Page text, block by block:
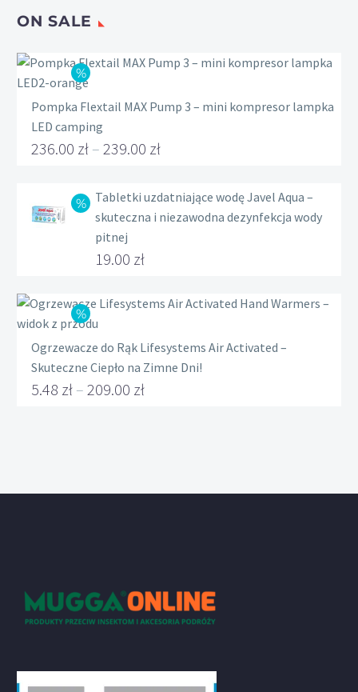
ON SALE
Pompka Flextail MAX Pump 3 – mini kompresor lampka
LED camping
236.00 zł – 239.00 zł
od
Tabletki uzdatniające wodę Javel Aqua –
skuteczna i niezawodna dezynfekcja wody
pitnej
Pierwotna
wynosiła:
22.00 zł.
19.00 zł
cena
wynosi:
19.00 zł.
Ogrzewacze do Rąk Lifesystems Air Activated –
Skuteczne Ciepło na Zimne Dni!
5.48 zł – 209.00 zł